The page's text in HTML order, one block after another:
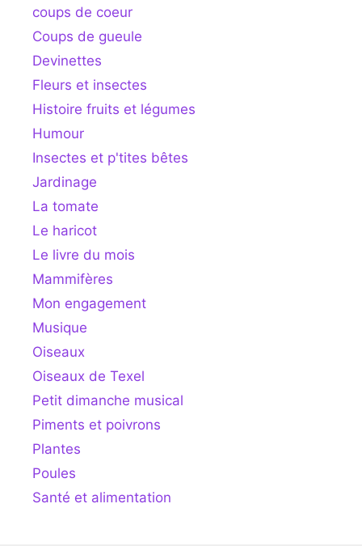
coups de coeur
Coups de gueule
Devinettes
Fleurs et insectes
Histoire fruits et légumes
Humour
Insectes et p'tites bêtes
Jardinage
La tomate
Le haricot
Le livre du mois
Mammifères
Mon engagement
Musique
Oiseaux
Oiseaux de Texel
Petit dimanche musical
Piments et poivrons
Plantes
Poules
Santé et alimentation